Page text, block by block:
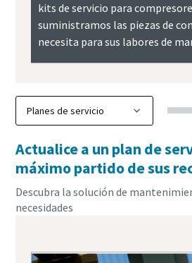
kits de servicio para
suministramos las piezas de
necesita para sus labores de
Actualice a un plan de
máximo partido de sus
Descubra la solución de
necesidades